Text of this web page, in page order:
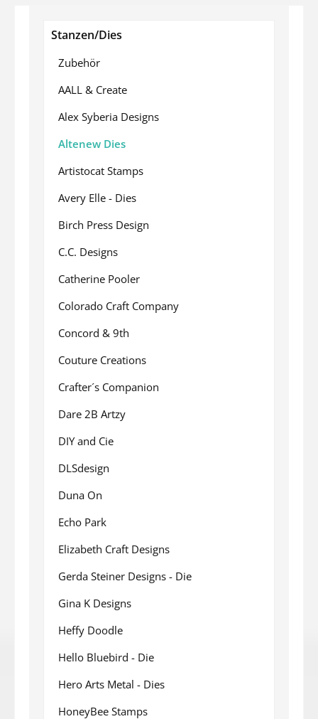
Stanzen/Dies
Zubehör
AALL & Create
Alex Syberia Designs
Altenew Dies
Artistocat Stamps
Avery Elle - Dies
Birch Press Design
C.C. Designs
Catherine Pooler
Colorado Craft Company
Concord & 9th
Couture Creations
Crafter´s Companion
Dare 2B Artzy
DIY and Cie
DLSdesign
Duna On
Echo Park
Elizabeth Craft Designs
Gerda Steiner Designs - Die
Gina K Designs
Heffy Doodle
Hello Bluebird - Die
Hero Arts Metal - Dies
HoneyBee Stamps